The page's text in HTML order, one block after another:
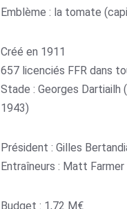
Emblème : la tomate
Créé en 1911
657 licenciés FFR dans
Stade : Georges Dartiailh
1943)
Président : Gilles
Entraîneurs : Matt
Budget : 1,72 M€